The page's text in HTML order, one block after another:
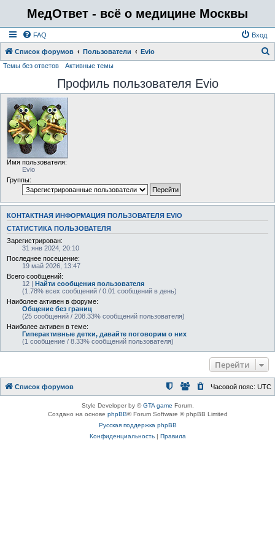
МедОтвет - всё о медицине Москвы
FAQ Вход
Список форумов Пользователи Evio
с
Темы без ответов Активные темы
Профиль пользователя Evio
Имя пользователя:
Evio
Группы:
КОНТАКТНАЯ ИНФОРМАЦИЯ ПОЛЬЗОВАТЕЛЯ EVIO
СТАТИСТИКА ПОЛЬЗОВАТЕЛЯ
Зарегистрирован:
31 янв 2024, 20:10
Последнее посещение:
19 май 2026, 13:47
Всего сообщений:
12 | Найти сообщения пользователя
(1.78% всех сообщений / 0.01 сообщений в день)
Наиболее активен в форуме:
Общение без границ
(25 сообщений / 208.33% сообщений пользователя)
Наиболее активен в теме:
Гиперактивные детки, давайте поговорим о них
(1 сообщение / 8.33% сообщений пользователя)
Перейти
Список форумов Часовой пояс: UTC
Style Developer by ©GTA game Forum.
Создано на основе phpBB® Forum Software © phpBB Limited
Русская поддержка phpBB
Конфиденциальность| Правила